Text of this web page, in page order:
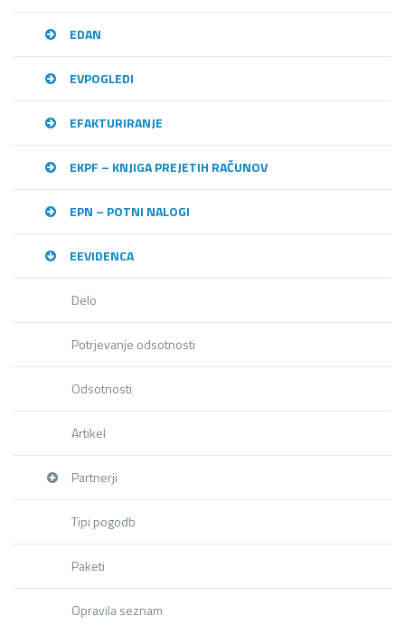
EDAN
EVPOGLEDI
EFAKTURIRANJE
EKPF – KNJIGA PREJETIH RAČUNOV
EPN – POTNI NALOGI
EEVIDENCA
Delo
Potrjevanje odsotnosti
Odsotnosti
Artikel
Partnerji
Tipi pogodb
Paketi
Opravila seznam